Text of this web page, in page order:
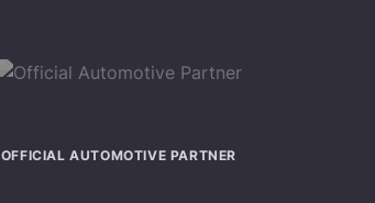
OFFICIAL AUTOMOTIVE PARTNER